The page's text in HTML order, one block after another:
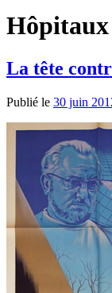
La tête
Publié le 30 juin